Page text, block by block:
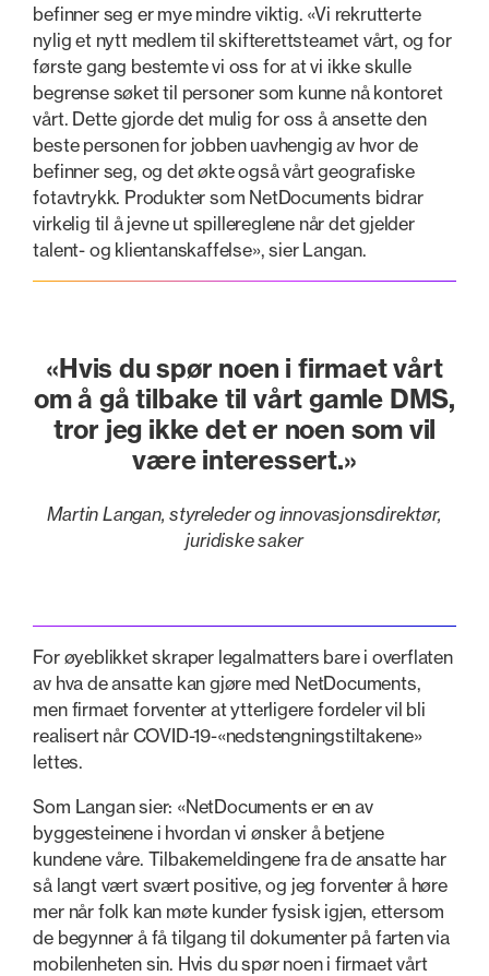
befinner seg er mye mindre viktig. «Vi rekrutterte
nylig et nytt medlem til skifterettsteamet vårt, og for
første gang bestemte vi oss for at vi ikke skulle
begrense søket til personer som kunne nå kontoret
vårt. Dette gjorde det mulig for oss å ansette den
beste personen for jobben uavhengig av hvor de
befinner seg, og det økte også vårt geografiske
fotavtrykk. Produkter som NetDocuments bidrar
virkelig til å jevne ut spillereglene når det gjelder
talent- og klientanskaffelse», sier Langan.
«Hvis du spør noen i firmaet vårt
om å gå tilbake til vårt gamle DMS,
tror jeg ikke det er noen som vil
være interessert.»
Martin Langan, styreleder og innovasjonsdirektør,
juridiske saker
For øyeblikket skraper legalmatters bare i overflaten
av hva de ansatte kan gjøre med NetDocuments,
men firmaet forventer at ytterligere fordeler vil bli
realisert når COVID-19-«nedstengningstiltakene»
lettes.
Som Langan sier: «NetDocuments er en av
byggesteinene i hvordan vi ønsker å betjene
kundene våre. Tilbakemeldingene fra de ansatte har
så langt vært svært positive, og jeg forventer å høre
mer når folk kan møte kunder fysisk igjen, ettersom
de begynner å få tilgang til dokumenter på farten via
mobilenheten sin. Hvis du spør noen i firmaet vårt